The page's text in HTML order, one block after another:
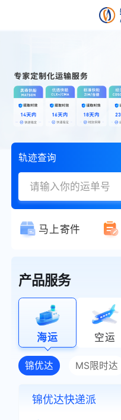
轨迹查询
马上寄件
产品服务
海运 空运
锦优达 MS限时达
锦优达快递派